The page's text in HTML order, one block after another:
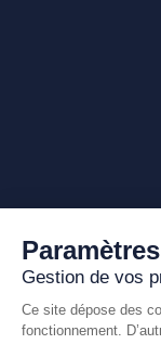
Gestion de vos
Ce site dépose des
fonctionnement.